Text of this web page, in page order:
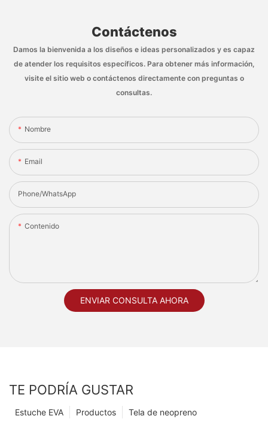
Contáctenos
Damos la bienvenida a los diseños e ideas personalizados y es capaz
de atender los requisitos específicos. Para obtener más información,
visite el sitio web o contáctenos directamente con preguntas o
consultas.
Nombre
Email
Phone/whatsApp
Contenido
ENVIAR CONSULTA AHORA
TE PODRÍA GUSTAR
Tela de neopreno
Productos
Estuche EVA